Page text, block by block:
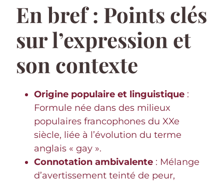
En bref : Points clés
sur l’expression et
son contexte
Origine populaire et linguistique :
Formule née dans des milieux
populaires francophones du XXe
siècle, liée à l’évolution du terme
anglais « gay ».
Connotation ambivalente : Mélange
d’avertissement teinté de peur,